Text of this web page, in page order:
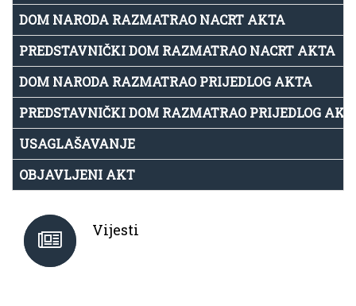
DOM NARODA RAZMATRAO NACRT AKTA
PREDSTAVNIČKI DOM RAZMATRAO NACRT AKTA
DOM NARODA RAZMATRAO PRIJEDLOG AKTA
PREDSTAVNIČKI DOM RAZMATRAO PRIJEDLOG
USAGLAŠAVANJE
OBJAVLJENI AKT
Vijesti